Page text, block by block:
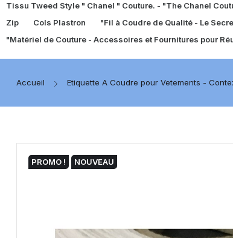
Tissu Tweed Style " Chanel " Couture. - "The Chanel
Zip
Cols Plastron "Fil à Coudre de Qualité - Le
"Matériel de Couture - Accessoires et Fournitures pour
Accueil Etiquette A Coudre pour Vetements -
PROMO ! NOUVEAU